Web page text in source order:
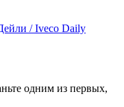
/ Iveco Daily
одним из первых,